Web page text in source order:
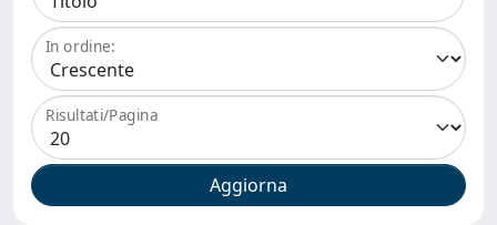
In ordine:
Risultati/Pagina